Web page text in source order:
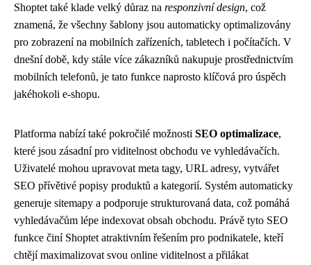
Shoptet také klade velký důraz na responzivní design, což
znamená, že všechny šablony jsou automaticky optimalizovány
pro zobrazení na mobilních zařízeních, tabletech i počítačích. V
dnešní době, kdy stále více zákazníků nakupuje prostřednictvím
mobilních telefonů, je tato funkce naprosto klíčová pro úspěch
jakéhokoli e-shopu.
Platforma nabízí také pokročilé možnosti SEO optimalizace,
které jsou zásadní pro viditelnost obchodu ve vyhledávačích.
Uživatelé mohou upravovat meta tagy, URL adresy, vytvářet
SEO přívětivé popisy produktů a kategorií. Systém automaticky
generuje sitemapy a podporuje strukturovaná data, což pomáhá
vyhledávačům lépe indexovat obsah obchodu. Právě tyto SEO
funkce činí Shoptet atraktivním řešením pro podnikatele, kteří
chtějí maximalizovat svou online viditelnost a přilákat